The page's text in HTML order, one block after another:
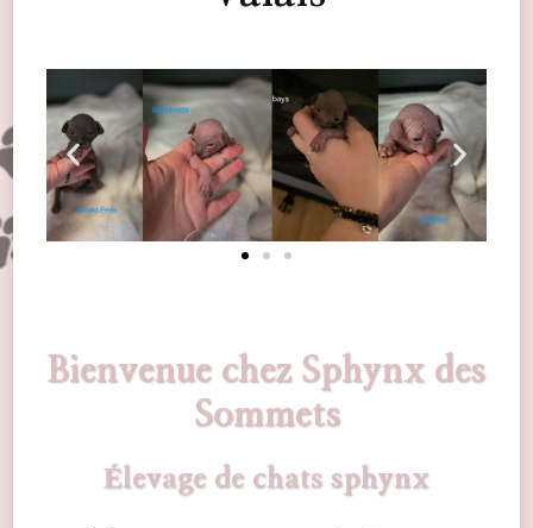
Bienvenue chez Sphynx des
Sommets
Élevage de chats sphynx